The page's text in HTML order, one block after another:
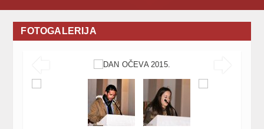
FOTOGALERIJA